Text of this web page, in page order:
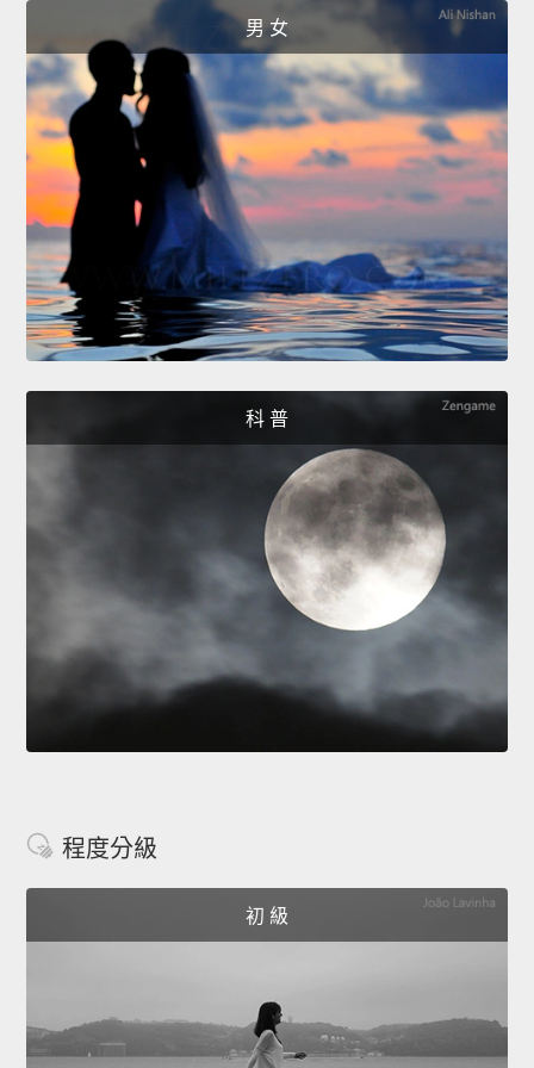
男 女
科 普
程度分級
初 級